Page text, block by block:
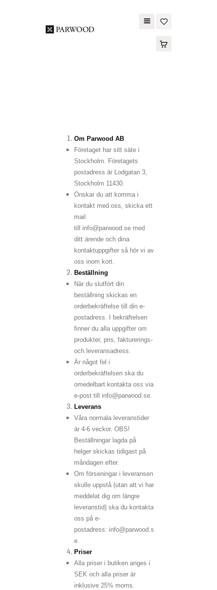
PARWOOD
OUTDOOR DECKING
MAINTENANCE
PRODUCT
TOOLS AND
ACCESSORIES
Om Parwood AB
Företaget har sitt säte i
Stockholm. Företagets
postadress är Lodgatan 3,
Stockholm 11430.
Önskar du att komma i
kontakt med oss, skicka ett
mail
till info@parwood.se med
ditt ärende och dina
kontaktuppgifter så hör vi av
oss inom kort.
Beställning
När du slutfört din
beställning skickas en
orderbekräftelse till din e-
postadress. I bekräftelsen
finner du alla uppgifter om
produkter, pris, fakturerings-
och leveransadress.
Är något fel i
orderbekräftelsen ska du
omedelbart kontakta oss via
e-post till info@parwood.se.
Leverans
Våra normala leveranstider
är 4-6 veckor. OBS!
Beställningar lagda på
helger skickas tidigast på
måndagen efter.
Om förseningar i leveransen
skulle uppstå (utan att vi har
meddelat dig om längre
leveranstid) ska du kontakta
oss på e-
postadress: info@parwood.s
e.
Priser
Alla priser i butiken anges i
SEK och alla priser är
inklusive 25% moms.